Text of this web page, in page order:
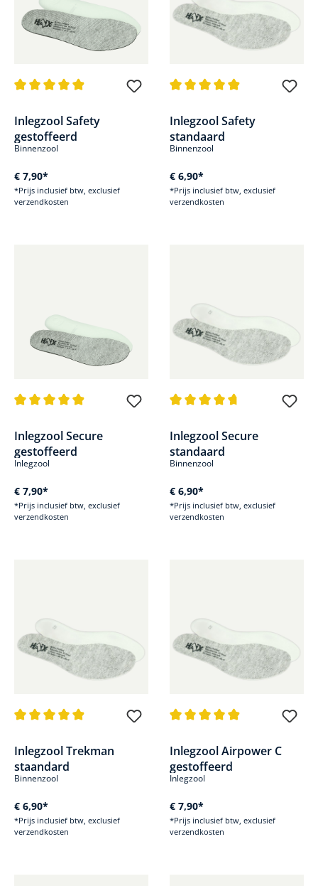
Inlegzool Safety
gestoffeerd
Binnenzool
€ 7,90*
*Prijs inclusief btw, exclusief
verzendkosten
Inlegzool Safety
standaard
Binnenzool
€ 6,90*
*Prijs inclusief btw, exclusief
verzendkosten
Inlegzool Secure
gestoffeerd
Inlegzool
€ 7,90*
*Prijs inclusief btw, exclusief
verzendkosten
Inlegzool Secure
standaard
Binnenzool
€ 6,90*
*Prijs inclusief btw, exclusief
verzendkosten
Inlegzool Trekman
staandard
Binnenzool
€ 6,90*
*Prijs inclusief btw, exclusief
verzendkosten
Inlegzool Airpower C
gestoffeerd
Inlegzool
€ 7,90*
*Prijs inclusief btw, exclusief
verzendkosten